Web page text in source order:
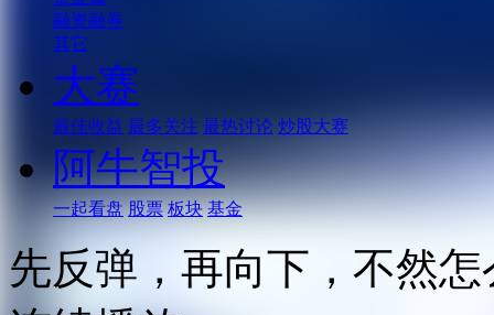
融资融券
其它
大赛
最佳收益 最多关注 最热讨论 炒股大赛
阿牛智投
一起看盘 股票 板块 基金
先反弹，再向下，不然